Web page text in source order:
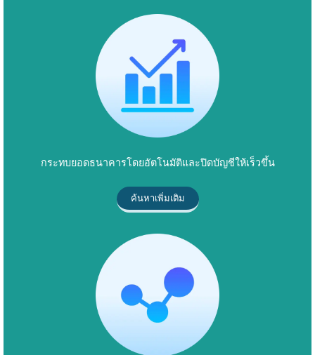
กระทบยอดธนาคารโดยอัตโนมัติและปิดบัญชีให้เร็วขึ้น
ค้นหาเพิ่มเติม